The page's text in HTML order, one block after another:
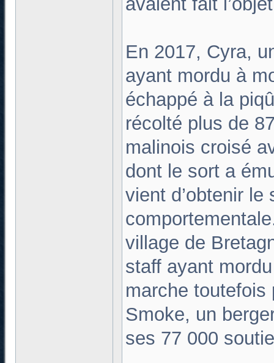
En 2017, Cyra,
ayant mordu à
échappé à la
récolté plus de
malinois croisé
dont le sort a
vient d’obtenir le
village de
staff ayant
marche
Smoke, un
ses 77 000